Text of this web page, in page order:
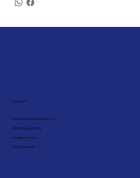
CONTATTI
Piazza di Porta Castiglione, 14
40136, Bologna (BO)
info@leanbet.eu
+39 376 210 8166